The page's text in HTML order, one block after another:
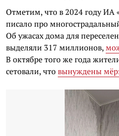
Отметим, что в 2024 году ИА
писало про
Об ужасах дома для
выделяли 317 миллионов,
В октябре того же года
сетовали, чтовынуждены